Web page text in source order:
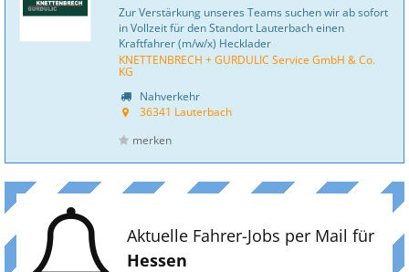
Zur Verstärkung unseres Teams suchen wir ab sofort
in Vollzeit für den Standort Lauterbach einen
Kraftfahrer (m/w/x) Hecklader
KNETTENBRECH + GURDULIC Service GmbH & Co.
KG
Nahverkehr
36341 Lauterbach
merken
Aktuelle Fahrer-Jobs per Mail für
Hessen